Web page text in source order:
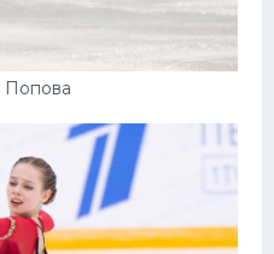
Попова